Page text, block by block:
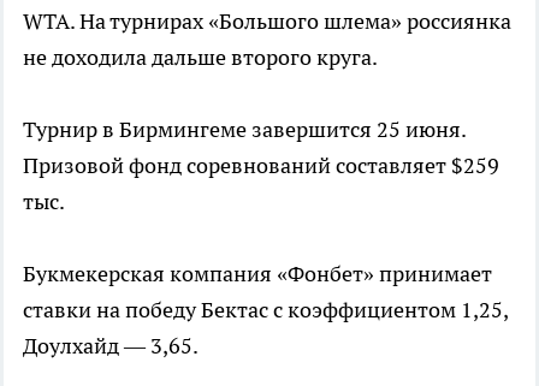
WTA. На турнирах «Большого шлема» россиянка
не доходила дальше второго круга.
Турнир в Бирмингеме завершится 25 июня.
Призовой фонд соревнований составляет $259
тыс.
Букмекерская компания «Фонбет» принимает
ставки на победу Бектас с коэффициентом 1,25,
Доулхайд — 3,65.